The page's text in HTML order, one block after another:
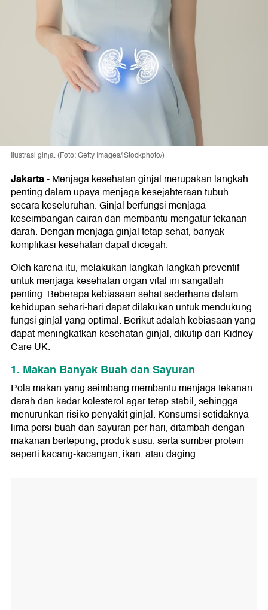
Ilustrasi ginja. (Foto: Getty Images/iStockphoto/)
Jakarta-Menjaga kesehatan ginjal merupakan langkah
penting dalam upaya menjaga kesejahteraan tubuh
secara keseluruhan. Ginjal berfungsi menjaga
keseimbangan cairan dan membantu mengatur tekanan
darah. Dengan menjaga ginjal tetap sehat, banyak
komplikasi kesehatan dapat dicegah.
Oleh karena itu, melakukan langkah-langkah preventif
untuk menjaga kesehatan organ vital ini sangatlah
penting. Beberapa kebiasaan sehat sederhana dalam
kehidupan sehari-hari dapat dilakukan untuk mendukung
fungsi ginjal yang optimal. Berikut adalah kebiasaan yang
dapat meningkatkan kesehatan ginjal, dikutip dari Kidney
Care UK.
1. Makan Banyak Buah dan Sayuran
Pola makan yang seimbang membantu menjaga tekanan
darah dan kadar kolesterol agar tetap stabil, sehingga
menurunkan risiko penyakit ginjal. Konsumsi setidaknya
lima porsi buah dan sayuran per hari, ditambah dengan
makanan bertepung, produk susu, serta sumber protein
seperti kacang-kacangan, ikan, atau daging.